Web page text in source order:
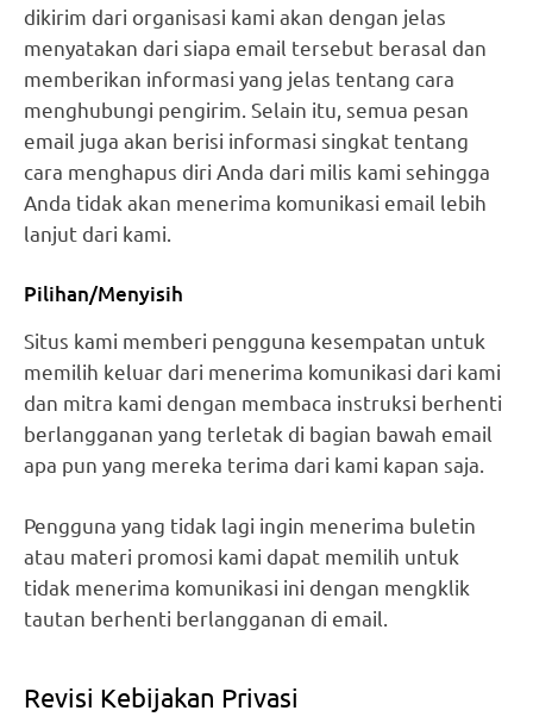
dikirim dari organisasi kami akan dengan jelas
menyatakan dari siapa email tersebut berasal dan
memberikan informasi yang jelas tentang cara
menghubungi pengirim. Selain itu, semua pesan
email juga akan berisi informasi singkat tentang
cara menghapus diri Anda dari milis kami sehingga
Anda tidak akan menerima komunikasi email lebih
lanjut dari kami.
Pilihan/Menyisih
Situs kami memberi pengguna kesempatan untuk
memilih keluar dari menerima komunikasi dari kami
dan mitra kami dengan membaca instruksi berhenti
berlangganan yang terletak di bagian bawah email
apa pun yang mereka terima dari kami kapan saja.
Pengguna yang tidak lagi ingin menerima buletin
atau materi promosi kami dapat memilih untuk
tidak menerima komunikasi ini dengan mengklik
tautan berhenti berlangganan di email.
Revisi Kebijakan Privasi